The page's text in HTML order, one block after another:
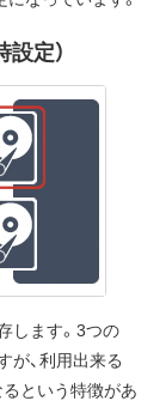
定）
します。3つの
が、利用出来る
という特徴があ